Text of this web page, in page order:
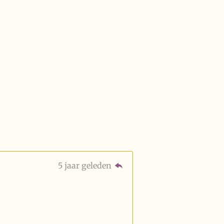
5 jaar geleden